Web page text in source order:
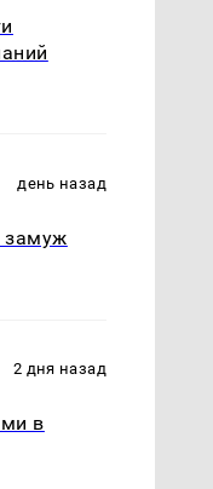
день назад
замуж
2 дня назад
в